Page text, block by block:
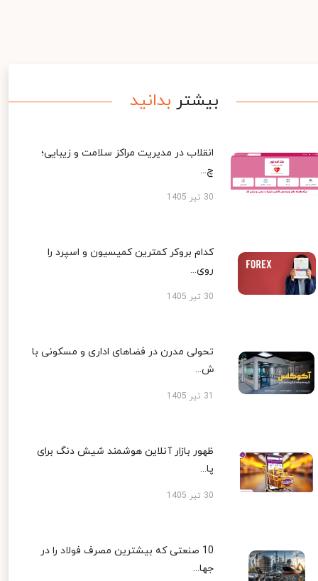
بیشتر بدانید
انقلاب در مدیریت مراکز سلامت و زیبایی؛
چ...
30 تیر 1405
کدام بروکر کمترین کمیسیون و اسپرد را
روی...
30 تیر 1405
تحولی مدرن در فضاهای اداری و مسکونی با
ش...
ظهور بازار آنلاین هوشمند شیش دنگ برای
پا...
30 تیر 1405
10 صنعتی که بیشترین مصرف فولاد را در
جها...